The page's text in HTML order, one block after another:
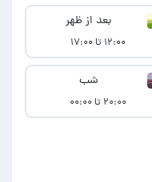
بعد از ظهر
۱۲:۰۰ تا ۱۷:۰۰
شب
۲۰:۰۰ تا ۰۰:۰۰